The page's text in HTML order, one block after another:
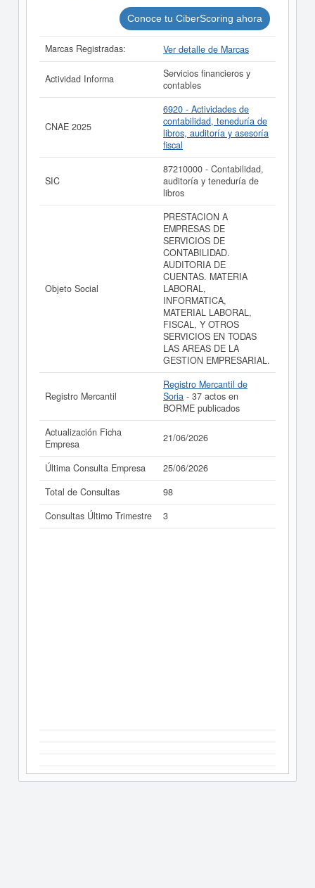
Conoce tu CiberScoring ahora
Marcas Registradas: Ver detalle de Marcas
Actividad Informa
Servicios financieros y
contables
CNAE 2025
6920 - Actividades de
contabilidad, teneduría de
libros, auditoría y asesoría
fiscal
SIC
87210000 - Contabilidad,
auditoría y teneduría de
libros
Objeto Social
PRESTACION A
EMPRESAS DE
SERVICIOS DE
CONTABILIDAD.
AUDITORIA DE
CUENTAS. MATERIA
LABORAL,
INFORMATICA,
MATERIAL LABORAL,
FISCAL, Y OTROS
SERVICIOS EN TODAS
LAS AREAS DE LA
GESTION EMPRESARIAL.
Registro Mercantil
Registro Mercantil de
Soria - 37 actos en
BORME publicados
Actualización Ficha
Empresa
21/06/2026
Última Consulta Empresa
25/06/2026
Total de Consultas
98
Consultas Último Trimestre
3